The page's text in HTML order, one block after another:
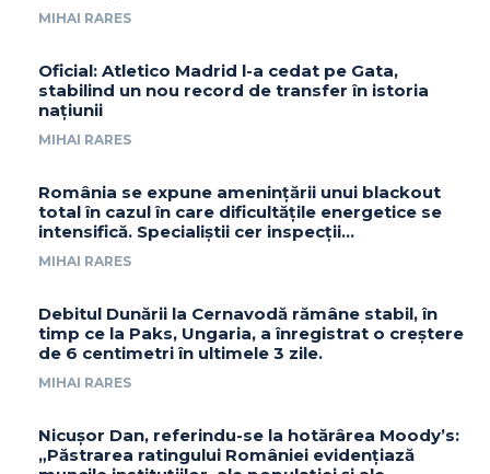
MIHAI RARES
Oficial: Atletico Madrid l-a cedat pe Gata,
stabilind un nou record de transfer în istoria
națiunii
MIHAI RARES
România se expune amenințării unui blackout
total în cazul în care dificultățile energetice se
intensifică. Specialiștii cer inspecții…
MIHAI RARES
Debitul Dunării la Cernavodă rămâne stabil, în
timp ce la Paks, Ungaria, a înregistrat o creștere
de 6 centimetri în ultimele 3 zile.
MIHAI RARES
Nicușor Dan, referindu-se la hotărârea Moody’s:
„Păstrarea ratingului României evidențiază